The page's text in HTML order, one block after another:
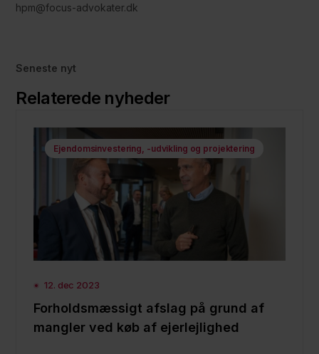
hpm@focus-advokater.dk
Seneste nyt
Relaterede nyheder
Ejendomsinvestering, -udvikling og projektering
12. dec 2023
Forholdsmæssigt afslag på grund af
mangler ved køb af ejerlejlighed